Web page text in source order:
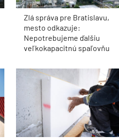
Zlá správa pre Bratislavu,
mesto odkazuje:
Nepotrebujeme ďalšiu
veľkokapacitnú spaľovňu